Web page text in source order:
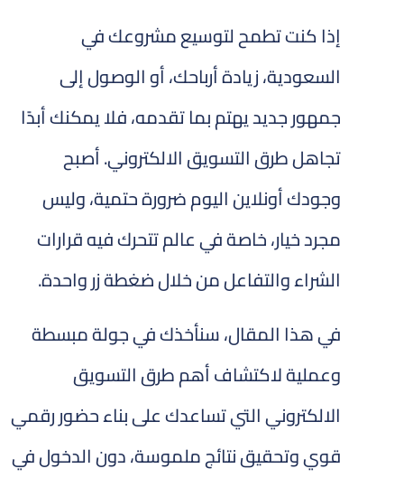
إذا كنت تطمح لتوسيع مشروعك في
السعودية، زيادة أرباحك، أو الوصول إلى
جمهور جديد يهتم بما تقدمه، فلا يمكنك أبدًا
تجاهل طرق التسويق الالكتروني. أصبح
وجودك أونلاين اليوم ضرورة حتمية، وليس
مجرد خيار، خاصة في عالم تتحرك فيه قرارات
الشراء والتفاعل من خلال ضغطة زر واحدة.
في هذا المقال، سنأخذك في جولة مبسطة
وعملية لاكتشاف أهم طرق التسويق
الالكتروني التي تساعدك على بناء حضور رقمي
قوي وتحقيق نتائج ملموسة، دون الدخول في